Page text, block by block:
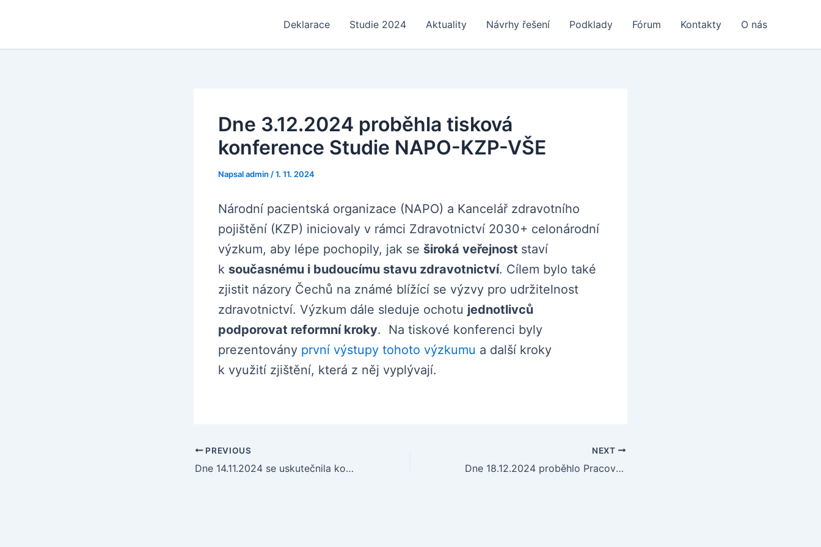
Deklarace Studie 2024 Aktuality Návrhy řešení Podklady Fórum Kontakty O nás
Dne 3.12.2024 proběhla tisková
konference Studie NAPO-KZP-VŠE
Napsaladmin /1. 11. 2024
Národní pacientská organizace (NAPO) a Kancelář zdravotního
pojištění (KZP) iniciovaly v rámci Zdravotnictví 2030+ celonárodní
výzkum, aby lépe pochopily, jak se široká veřejnost staví
k současnému i budoucímu stavu zdravotnictví. Cílem bylo také
zjistit názory Čechů na známé blížící se výzvy pro udržitelnost
zdravotnictví. Výzkum dále sleduje ochotu jednotlivců
podporovat reformní kroky. Na tiskové konferenci byly
prezentovány první výstupy tohoto výzkumu a další kroky
k využití zjištění, která z něj vyplývají.
PREVIOUS
Dne 14.11.2024 se uskutečnila konference Zdravá populace, aneb co by nemělo chybět ve volebních programech
NEXT
Dne 18.12.2024 proběhlo Pracovní setkání signatářů